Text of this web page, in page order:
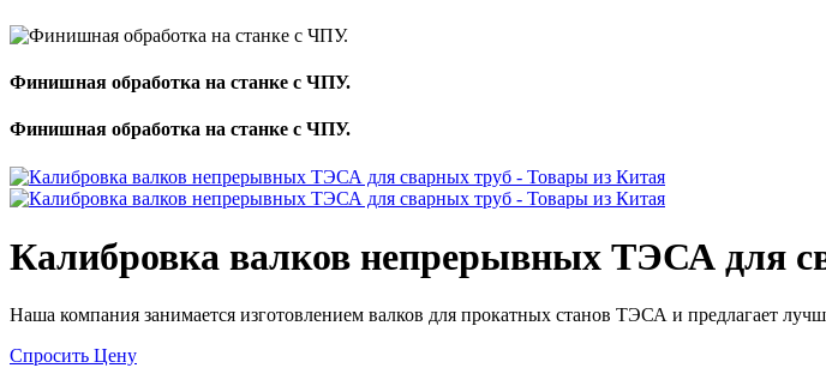
Финишная обработка на станке с ЧПУ.
Финишная обработка на станке с ЧПУ.
Калибровка валков непрерывных ТЭСА для
Наша компания занимается изготовлением валков для прокатных станов ТЭСА и предлагает
Спросить Цену